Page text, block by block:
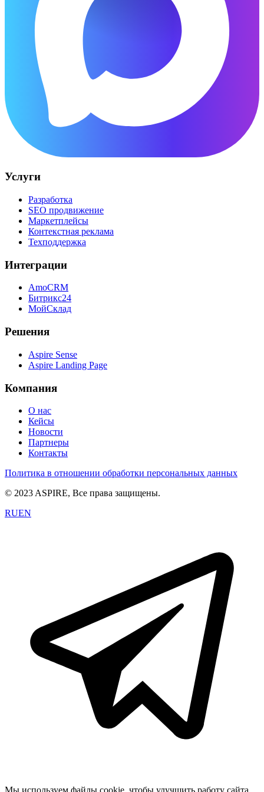
Услуги
Разработка
SEO продвижение
Маркетплейсы
Контекстная реклама
Техподдержка
Интеграции
AmoCRM
Битрикс24
МойСклад
Решения
Aspire Sense
Aspire Landing Page
Компания
О нас
Кейсы
Новости
Партнеры
Контакты
Политика в отношении обработки персональных данных
© 2023 ASPIRE, Все права защищены.
RUEN